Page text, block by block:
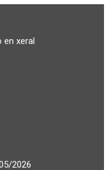
en xeral
2026